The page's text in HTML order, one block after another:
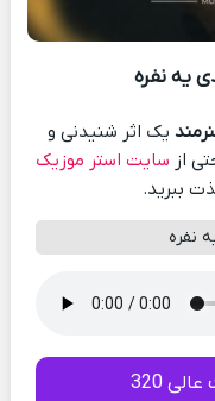
یه نفره
یک اثر شنیدنی و
از سایت استر موزیک
ببرید.
نفره
320